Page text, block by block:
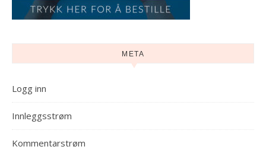
META
Logg inn
Innleggsstrøm
Kommentarstrøm